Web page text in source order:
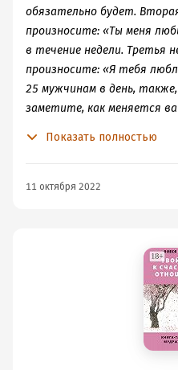
обязательно будет.
произносите: «Ты меня
в течение недели. Третья
произносите: «Я тебя
25 мужчинам в день,
заметите, как меняется
Показать полностью
11 октября 2022